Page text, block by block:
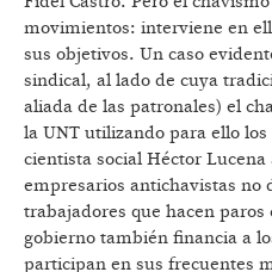
movimientos: interviene en
sus objetivos. Un caso
sindical, al lado de cuya
aliada de las patronales) el
la UNT utilizando para ello
cientista social Héctor Lucena
empresarios antichavistas no
trabajadores que hacen
gobierno también financia a
participan en sus frecuentes